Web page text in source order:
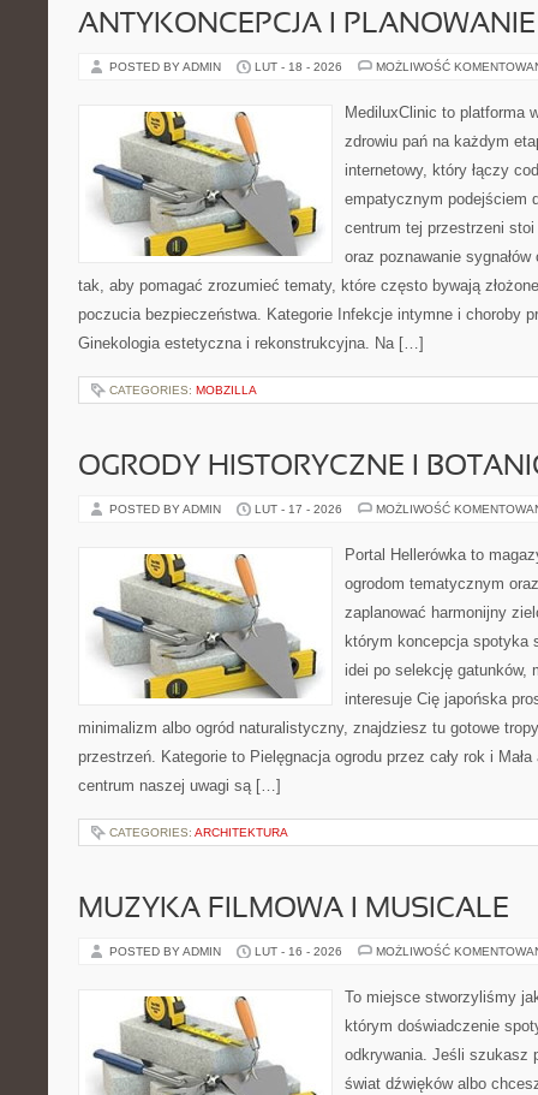
ANTYKONCEPCJA I
POSTED BY ADMIN LUT - 18 - 2026 MOŻLIWOŚĆ
MediluxClinic to platforma
zdrowiu pań na każdym
internetowy, który łączy
empatycznym podejściem
centrum tej przestrzeni
oraz poznawanie
tak, aby pomagać zrozumieć tematy, które często bywają
poczucia bezpieczeństwa. Kategorie Infekcje intymne i choroby
Ginekologia estetyczna i rekonstrukcyjna. Na […]
CATEGORIES: MOBZILLA
OGRODY HISTORYCZNE I
POSTED BY ADMIN LUT - 17 - 2026 MOŻLIWOŚĆ
Portal Hellerówka to
ogrodom tematycznym
zaplanować harmonijny
którym koncepcja spotyka
idei po selekcję gatunków,
interesuje Cię japońska
minimalizm albo ogród naturalistyczny, znajdziesz tu gotowe
przestrzeń. Kategorie to Pielęgnacja ogrodu przez cały rok i
centrum naszej uwagi są […]
CATEGORIES: ARCHITEKTURA
MUZYKA FILMOWA I MUSICALE
POSTED BY ADMIN LUT - 16 - 2026 MOŻLIWOŚĆ
To miejsce stworzyliśmy
którym doświadczenie
odkrywania. Jeśli szukasz
świat dźwięków albo